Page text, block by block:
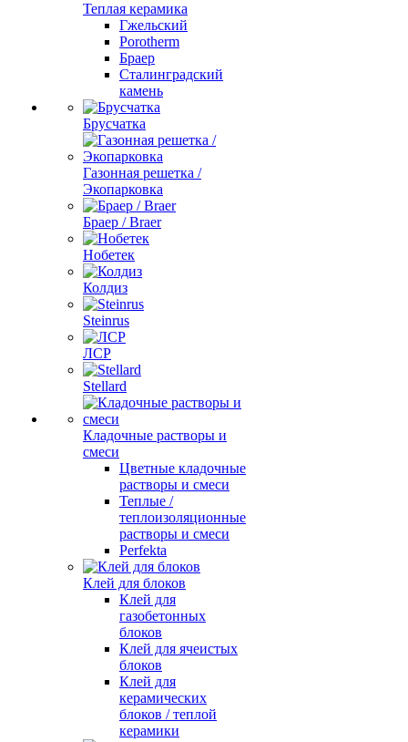
Теплая керамика
Гжельский
Porotherm
Браер
Сталинградский
камень
Брусчатка
Газонная решетка /
Экопарковка
Браер / Braer
Нобетек
Колдиз
Steinrus
ЛСР
Stellard
Кладочные растворы и
смеси
Цветные кладочные
растворы и смеси
Теплые /
теплоизоляционные
растворы и смеси
Perfekta
Клей для блоков
Клей для
газобетонных
блоков
Клей для ячеистых
блоков
Клей для
керамических
блоков / теплой
керамики